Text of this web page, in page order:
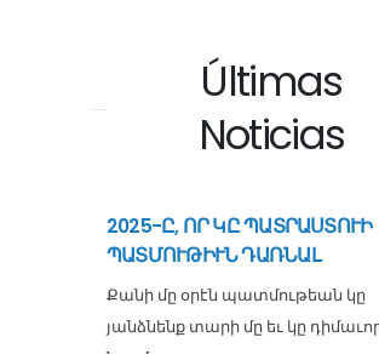
Últimas
Noticias
2025-Ը, ՈՐ ԿԸ ՊԱՏՐԱՍՏՈՒԻ
ՊԱՏՄՈՒԹԻՒՆ ԴԱՌՆԱԼ
Քանի մը օրէն պատմութեան կը
յանձնենք տարի մը եւ կը